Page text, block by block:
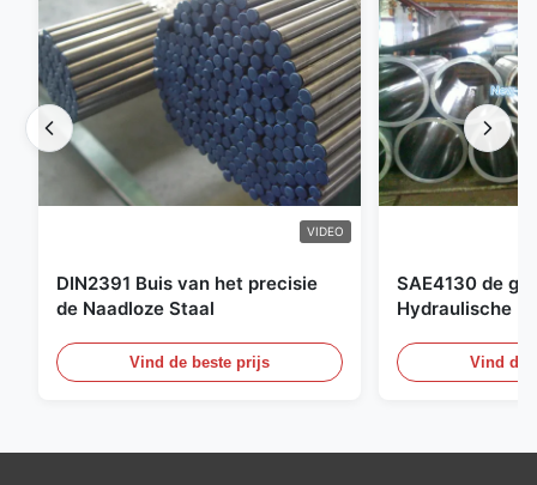
VIDEO
DIN2391 Buis van het precisie
de Naadloze Staal
Vind de beste prijs
SAE4130 de
Hydraulische
Vind de